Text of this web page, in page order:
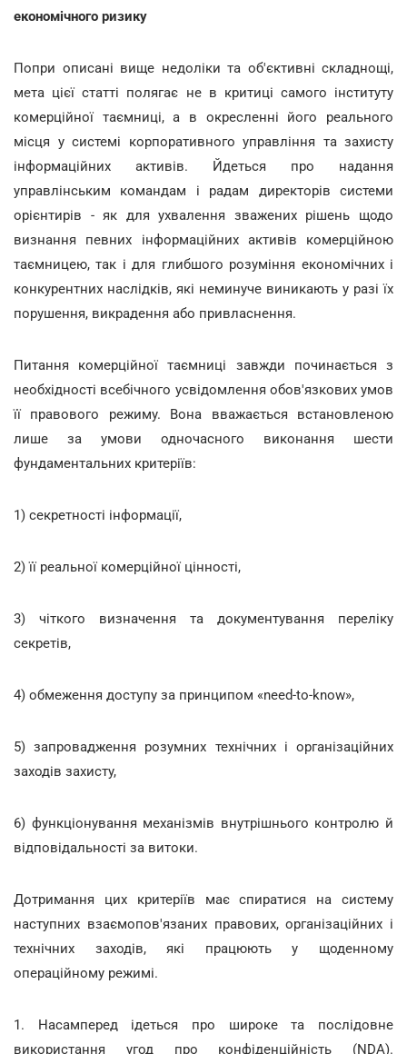
економічного ризику
Попри описані вище недоліки та об'єктивні складнощі,
мета цієї статті полягає не в критиці самого інституту
комерційної таємниці, а в окресленні його реального
місця у системі корпоративного управління та захисту
інформаційних активів. Йдеться про надання
управлінським командам і радам директорів системи
орієнтирів - як для ухвалення зважених рішень щодо
визнання певних інформаційних активів комерційною
таємницею, так і для глибшого розуміння економічних і
конкурентних наслідків, які неминуче виникають у разі їх
порушення, викрадення або привласнення.
Питання комерційної таємниці завжди починається з
необхідності всебічного усвідомлення обов'язкових умов
її правового режиму. Вона вважається встановленою
лише за умови одночасного виконання шести
фундаментальних критеріїв:
1) секретності інформації,
2) її реальної комерційної цінності,
3) чіткого визначення та документування переліку
секретів,
4) обмеження доступу за принципом «need-to-know»,
5) запровадження розумних технічних і організаційних
заходів захисту,
6) функціонування механізмів внутрішнього контролю й
відповідальності за витоки.
Дотримання цих критеріїв має спиратися на систему
наступних взаємопов'язаних правових, організаційних і
технічних заходів, які працюють у щоденному
операційному режимі.
1. Насамперед ідеться про широке та послідовне
використання угод про конфіденційність (NDA).